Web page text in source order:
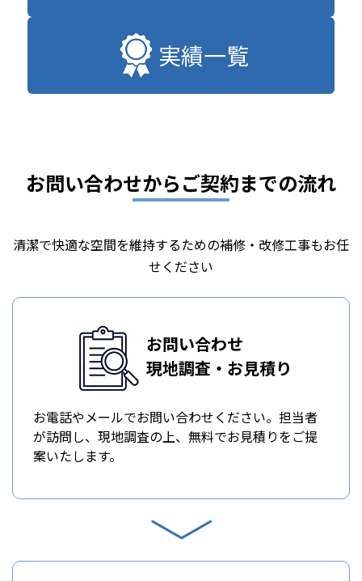
実績一覧
お問い合わせからご契約までの流れ
清潔で快適な空間を維持するための補修・改修工事もお任
せください
お問い合わせ
現地調査・お見積り
お電話やメールでお問い合わせください。担当者
が訪問し、現地調査の上、無料でお見積りをご提
案いたします。